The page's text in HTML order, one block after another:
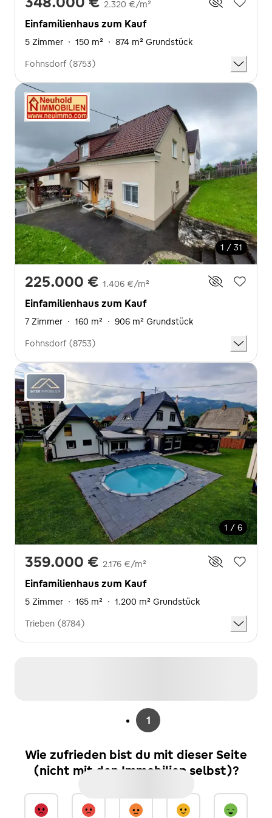
2.320 €/m²
Einfamilienhaus zum Kauf
5 Zimmer · 150 m² · 874 m² Grundstück
Fohnsdorf (8753)
1 / 31
225.000 € 1.406 €/m²
Einfamilienhaus zum Kauf
7 Zimmer · 160 m² · 906 m² Grundstück
Fohnsdorf (8753)
1 / 6
359.000 € 2.176 €/m²
Einfamilienhaus zum Kauf
5 Zimmer · 165 m² · 1.200 m² Grundstück
Trieben (8784)
1
Wie zufrieden bist du mit dieser Seite
(nicht mit den Immobilien selbst)?